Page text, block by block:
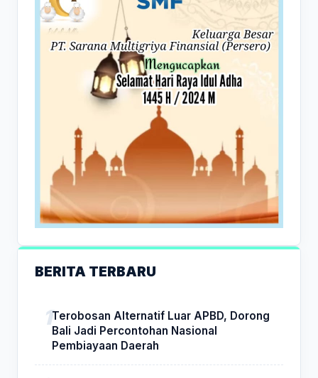
BERITA TERBARU
Terobosan Alternatif Luar APBD, Dorong
Bali Jadi Percontohan Nasional
Pembiayaan Daerah